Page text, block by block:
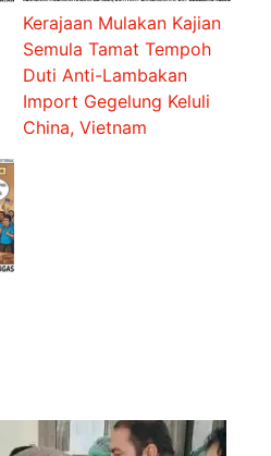
Kerajaan Mulakan Kajian
Semula Tamat Tempoh
Duti Anti-Lambakan
Import Gegelung Keluli
China, Vietnam